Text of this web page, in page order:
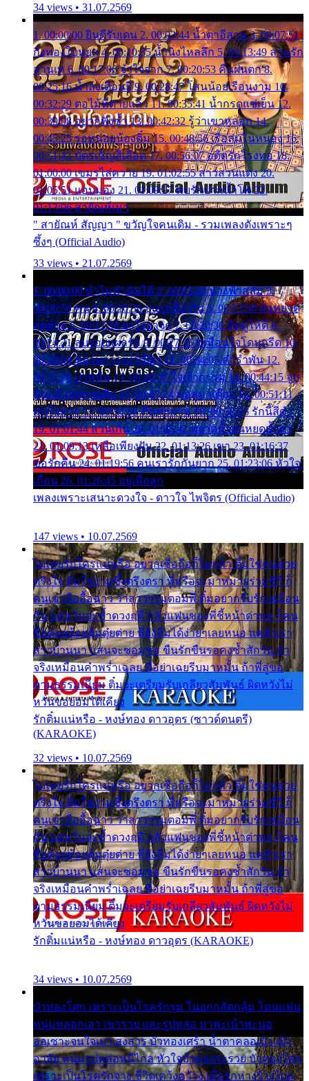
34 views • 31.07.2569
1. 00:00:00 ยินดีรับเดน 2. 00:03:44 น้ำตาอีสาน 3. 00:07:51
กิ่งทองใบหยก 4. 00:10:35 น้ำนิ่งไหลลึก 5. 00:13:49 ลานรัก
ลานเท 6. 00:17:06 จำใจจาก 7. 00:20:53 คืนฝนตก 8.
00:25:16 น้ำลงเดือนยี่ 9. 00:28:47 โสนน้อยเรือนงาม 10.
00:32:29 ตอไม้ที่ตายแล้ว 11. 00:35:41 น้ำกรดแช่เย็น 12.
00:39:08 อยากฟังซ้ำ 13. 00:42:32 รู้ว่าเขาหลอก 14.
00:45:25 รอหน่อยน้องติ๋ม 15. 00:48:56 เรือล่มในหนอง 16.
00:51:43 บัตรเชิญสีเลือด 17. 00:56:07 อดีตรักโรงทอ 18.
01:00:00 เขมรไล่ควาย 19. 01:02:55 สาวสวนแตง 20.
01:05:51 แอบมอง 21. 01:09:27 พบรักปากน้ำโพ 22.
01:13:06 สายัณห์เมา
" สายัณห์ สัญญา " ขวัญใจคนเดิม - รวมเพลงดังเพราะๆ
ซึ้งๆ (Official Audio)
33 views • 21.07.2569
1. 00:00:00 ทำไมทำฉันได้ 2. 00:03:20 นางฟ้าสลัม 3.
00:06:50 คน 4. 00:10:36 บุญเหลือเกิน 5. 00:13:58 ฝนหยาด
สุดท้าย 6. 00:17:30 ยาใจยาจก 7. 00:20:30 คิดดูให้ดี 8.
00:24:21 ลบรอยแผลรัก 9. 00:27:35 เหมือนใจโดนกรีด 10.
00:30:54 ขบวนการเปาเปียว 11. 00:34:05 คำรำพัน 12.
00:37:20 ปาหนัน 13. 00:40:37 ใจเจ้ากรรม 14. 00:44:15 จูบ
ฉันแล้วจงตายเสีย 15. 00:47:24 ขอสูมาเต๊อะ 16. 00:51:11
คนใจมาร 17. 00:54:50 คืนทรมาน 18. 00:58:25 รักนี้สีดำ
19. 01:01:44 ส่วนเกิน 20. 01:05:42 หยาดน้ำฝนหยดน้ำตา
21. 01:09:13 เหลือเพียงฝัน 22. 01:13:26 เขา 23. 01:16:37
ขอรักคืน 24. 01:19:56 คนเรารักกันยาก 25. 01:23:06 หัวใจ
เถื่อน 26. 01:26:45 อยู่เพื่อลูก
เพลงเพราะเสนาะดวงใจ - ดาวใจ ไพจิตร (Official Audio)
147 views • 10.07.2569
ไม่เคยรักใครแน่หรือ อยากเชื่อถือก็ไม่กล้า ติ๋มใช่คนสวย
ตรึงใจ ติ๋มใช่งามซึ้งตรึงตรา พี่หรือจะมาหมายร่วมชีวี ก็
คนเขาลืออื้อฉาว ว่าสาวๆรุมตอมพี่ ติ๋มอยากรับรักเหมือน
กัน แต่หวั่นจะช้ำดวงฤดี กลัวแฟนของพี่ชี้หน้าด่าทอ ก็คน
ชื่อต๋อยต้อยตุ้มตุ๋ยต่าย พี่ยังลืมได้ง่ายๆเลยหนอ แค่ตัวเรา
สาวบ้านนา แสนจะซอมซ่อ ขืนรักขืนรอคงช้ำสักวัน ถ้า
จริงเหมือนคำพร่ำเฉลย พี่อย่าเฉยรีบมาหมั้น ถ้าพี่สู่ขอ
ตามธรรมเนียม ติ๋มจะเตรียมรับเกลียวสัมพันธ์ ผิดหวังไม่
หวั่นขอยอมได้เคียง
รักติ๋มแน่หรือ - หงษ์ทอง ดาวอุดร (ซาวด์ดนตรี)
(KARAOKE)
32 views • 10.07.2569
ไม่เคยรักใครแน่หรือ อยากเชื่อถือก็ไม่กล้า ติ๋มใช่คนสวย
ตรึงใจ ติ๋มใช่งามซึ้งตรึงตรา พี่หรือจะมาหมายร่วมชีวี ก็
คนเขาลืออื้อฉาว ว่าสาวๆรุมตอมพี่ ติ๋มอยากรับรักเหมือน
กัน แต่หวั่นจะช้ำดวงฤดี กลัวแฟนของพี่ชี้หน้าด่าทอ ก็คน
ชื่อต๋อยต้อยตุ้มตุ๋ยต่าย พี่ยังลืมได้ง่ายๆเลยหนอ แค่ตัวเรา
สาวบ้านนา แสนจะซอมซ่อ ขืนรักขืนรอคงช้ำสักวัน ถ้า
จริงเหมือนคำพร่ำเฉลย พี่อย่าเฉยรีบมาหมั้น ถ้าพี่สู่ขอ
ตามธรรมเนียม ติ๋มจะเตรียมรับเกลียวสัมพันธ์ ผิดหวังไม่
หวั่นขอยอมได้เคียง
รักติ๋มแน่หรือ - หงษ์ทอง ดาวอุดร (KARAOKE)
34 views • 10.07.2569
บัวทองโศก เพราะเป็นโรครักรุม ในอกกลัดกลุ้ม โดนแฟน
หนุ่มหลอกเอา เขารวย และรูปหล่อ มาพะเน้าพะนอ
ออเซาะจนใจเบา สงสาร บัวทองเศร้า น้ำตาคลอเบ้า เฝ้า
อาลัย หนุ่มรูปหล่อหนีไกล หัวใจบัวทองระรวย บัวทองโศก
เพราะเป็นโรครักจาง ชีวิตเคว้งคว้าง เมื่อรักห่างร้างไกล